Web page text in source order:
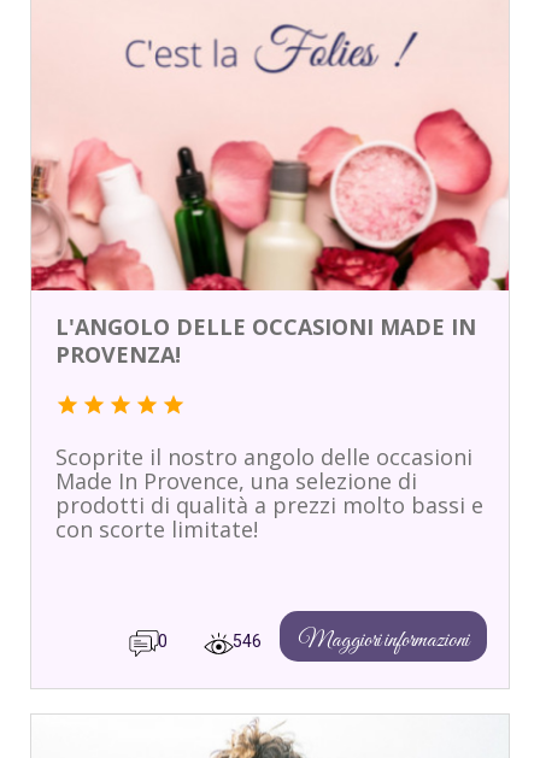
L'ANGOLO DELLE OCCASIONI MADE IN
PROVENZA!
star star star star star
Scoprite il nostro angolo delle occasioni
Made In Provence, una selezione di
prodotti di qualità a prezzi molto bassi e
con scorte limitate!
Maggiori informazioni
0 546